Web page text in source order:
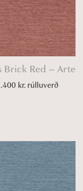
Brick Red – Arte
kr.rúlluverð